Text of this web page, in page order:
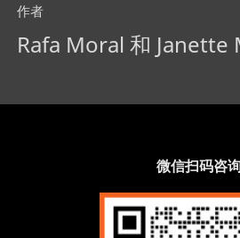
作者
Rafa Moral 和 Janette
微信扫码咨